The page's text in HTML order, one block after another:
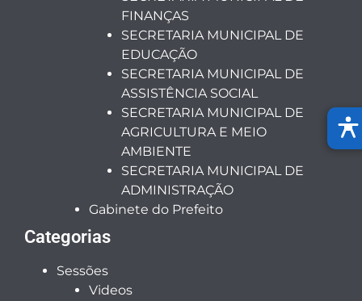
FINANÇAS
SECRETARIA MUNICIPAL DE
EDUCAÇÃO
SECRETARIA MUNICIPAL DE
ASSISTÊNCIA SOCIAL
SECRETARIA MUNICIPAL DE
AGRICULTURA E MEIO
AMBIENTE
SECRETARIA MUNICIPAL DE
ADMINISTRAÇÃO
Gabinete do Prefeito
Categorias
Sessões
Videos